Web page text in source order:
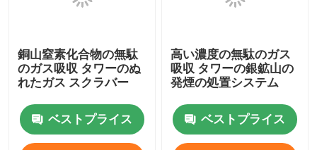
銅山窒素化合物の無駄
のガス吸収 タワーのぬ
れたガス スクラバー
ベストプライス
高い濃度の無駄のガス
吸収 タワーの銀鉱山の
発煙の処置システム
ベストプライス